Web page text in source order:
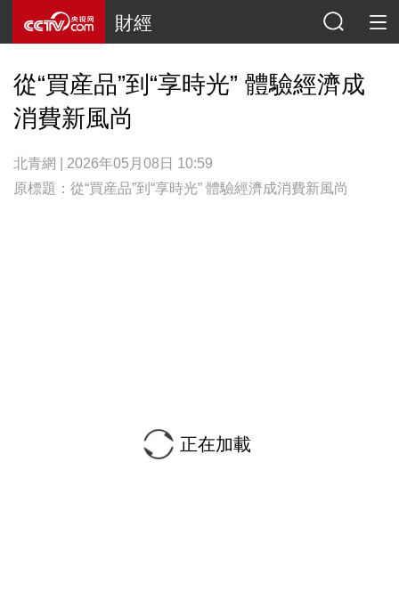
財經
從“買産品”到“享時光” 體驗經濟成
消費新風尚
北青網 | 2026年05月08日 10:59
原標題：從“買産品”到“享時光” 體驗經濟成消費新風尚
正在加載